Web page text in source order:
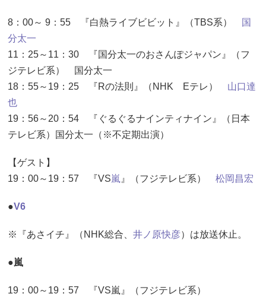
8：00～ 9：55 『白熱ライブビビット』（TBS系）
国
分太一
11：25～11：30 『国分太一のおさんぽジャパン』（フ
ジテレビ系） 国分太一
18：55～19：25 『Rの法則』（NHK Eテレ） 山口達
也
19：56～20：54 『ぐるぐるナインティナイン』（日本
テレビ系）国分太一（※不定期出演）
【ゲスト】
19：00～19：57 『VS嵐 』（フジテレビ系） 松岡昌宏
●V6
※『あさイチ』（NHK総合、 井ノ原快彦）は放送休止。
●嵐
19：00～19：57 『VS嵐』（フジテレビ系）